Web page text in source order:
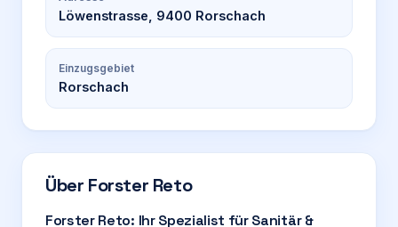
Löwenstrasse, 9400 Rorschach
Einzugsgebiet
Rorschach
Über Forster Reto
Forster Reto: Ihr Spezialist für Sanitär &